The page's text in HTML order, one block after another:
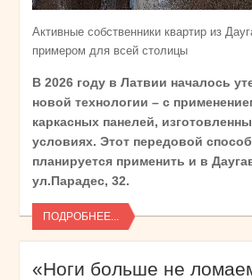
Активные собственники квартир из
примером для всей столицы
В 2026 году в Латвии началось
новой технологии – с
каркасных панелей,
условиях. Этот передовой
планируется применить и в
ул.Парадес, 32.
ПОДРОБНЕЕ...
«Ноги больше не